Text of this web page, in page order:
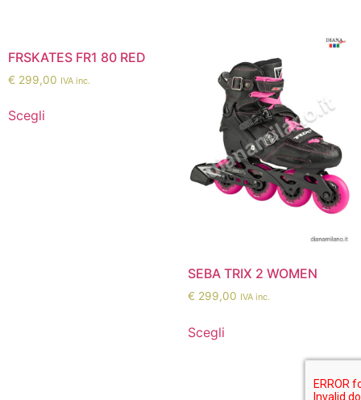
FRSKATES FR1 80 RED
€ 299,00 IVA inc.
Scegli
SEBA TRIX 2 WOMEN
€ 299,00 IVA inc.
Scegli